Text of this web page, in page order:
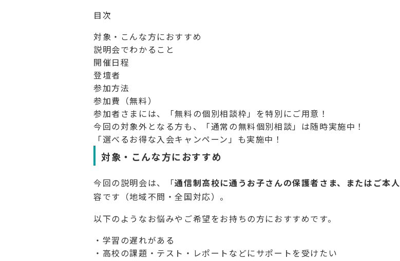
目次
対象・こんな方におすすめ
説明会でわかること
開催日程
登壇者
参加方法
参加費（無料）
参加者さまには、「無料の個別相談枠」を特別にご用意！
今回の対象外となる方も、「通常の無料個別相談」は随時実施中！
「選べるお得な入会キャンペーン」も実施中！
対象・こんな方におすすめ
今回の説明会は、「通信制高校に通うお子さんの保護者さま、またはご本人
容です（地域不問・全国対応）。
以下のようなお悩みやご希望をお持ちの方におすすめです。
・学習の遅れがある
・高校の課題・テスト・レポートなどにサポートを受けたい